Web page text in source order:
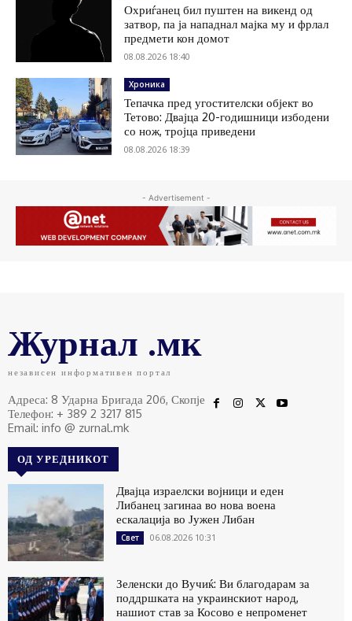
Охриѓанец бил пуштен на викенд од
затвор, па ја нападнал мајка му и фрлал
предмети кон домот
08.08.2026 18:40
Хроника
Тепачка пред угостителски објект во
Тетово: Двајца 20-годишници избодени
со нож, тројца приведени
08.08.2026 18:39
- Advertisement -
Журнал .мк
независен информативен портал
Адреса: 8 Ударна Бригада 20б, Скопје
Телефон: + 389 2 3217 815
Email: info @ zurnal.mk
ОД УРЕДНИКОТ
Двајца израелски војници и еден
Либанец загинаа во нова воена
ескалација во Јужен Либан
Свет 06.08.2026 10:31
Зеленски до Вучиќ: Ви благодарам за
поддршката на украинскиот народ,
нашиот став за Косово е непроменет